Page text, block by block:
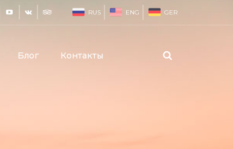
RUS ENG GER
Блог Контакты